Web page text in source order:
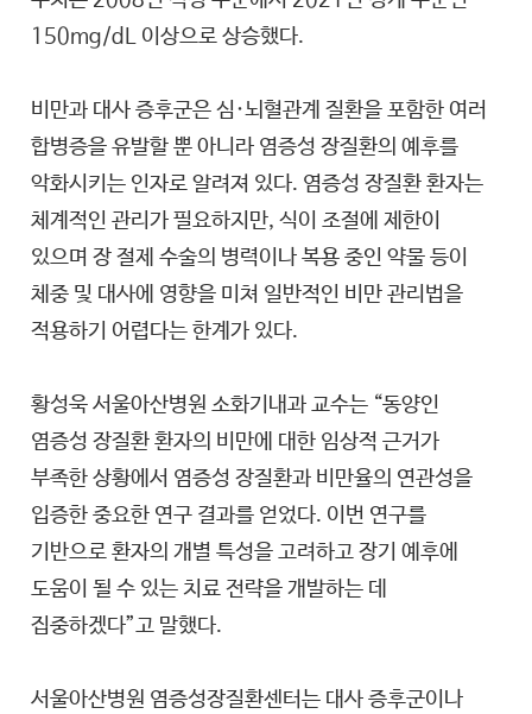
150mg/dL 이상으로 상승했다.
비만과 대사 증후군은 심·뇌혈관계 질환을 포함한 여러
합병증을 유발할 뿐 아니라 염증성 장질환의 예후를
악화시키는 인자로 알려져 있다. 염증성 장질환 환자는
체계적인 관리가 필요하지만, 식이 조절에 제한이
있으며 장 절제 수술의 병력이나 복용 중인 약물 등이
체중 및 대사에 영향을 미쳐 일반적인 비만 관리법을
적용하기 어렵다는 한계가 있다.
황성욱 서울아산병원 소화기내과 교수는 “동양인
염증성 장질환 환자의 비만에 대한 임상적 근거가
부족한 상황에서 염증성 장질환과 비만율의 연관성을
입증한 중요한 연구 결과를 얻었다. 이번 연구를
기반으로 환자의 개별 특성을 고려하고 장기 예후에
도움이 될 수 있는 치료 전략을 개발하는 데
집중하겠다”고 말했다.
서울아산병원 염증성장질환센터는 대사 증후군이나